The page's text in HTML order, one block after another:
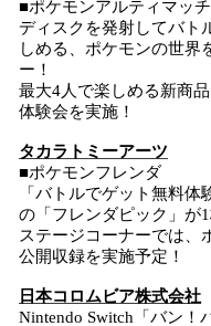
■ポケモンアルティマッチ
ディスクを発射してバト
しめる、ポケモンの世界
ー！
最大4人で楽しめる新商
体験会を実施！
タカラトミーアーツ
■ポケモンフレンダ
「バトルでゲット無料
の「フレンダピック」が1
ステージコーナーでは、
公開収録を実施予定！
日本コロムビア株式会社
Nintendo Switch「バン！